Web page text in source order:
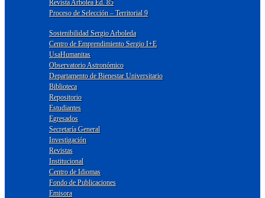
Revista Arbolea Ed. 85
Proceso de Selección – Territorial 9
Sostenibilidad Sergio Arboleda
Centro de Emprendimiento Sergio I+E
UsaHumanitas
Observatorio Astronómico
Departamento de Bienestar Universitario
Biblioteca
Repositorio
Estudiantes
Egresados
Secretaría General
Investigación
Revistas
Institucional
Centro de Idiomas
Fondo de Publicaciones
Emisora